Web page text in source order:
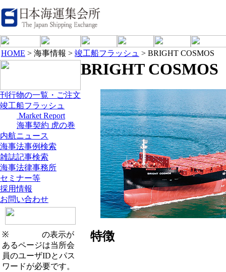
HOME > 海事情報 > 竣工船フラッシュ > BRIGHT COSMOS
刊行物の一覧・ご注文
竣工船フラッシュ
Market Report
海事契約 虎の巻
内航ニュース
海事法事例検索
雑誌記事検索
海事法律事務所
セミナー等
採用情報
お問い合わせ
※
の表示が
あるページは当所会
員のユーザIDとパス
ワードが必要です。
BRIGHT COSMOS
特徴